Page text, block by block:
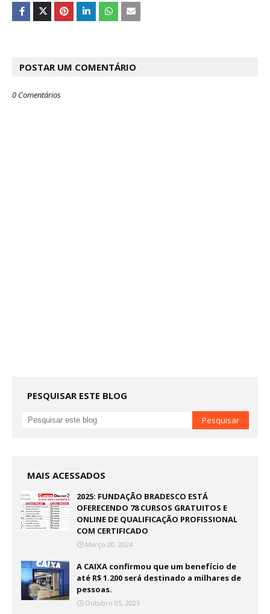
POSTAR UM COMENTÁRIO
0 Comentários
PESQUISAR ESTE BLOG
MAIS ACESSADOS
2025: FUNDAÇÃO BRADESCO ESTÁ
OFERECENDO 78 CURSOS GRATUITOS E
ONLINE DE QUALIFICAÇÃO PROFISSIONAL
COM CERTIFICADO
Março 20, 2024
A CAIXA confirmou que um benefício de
até R$ 1.200 será destinado a milhares de
pessoas.
Outubro 05, 2025